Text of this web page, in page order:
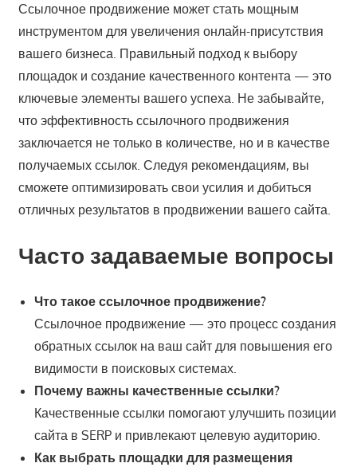
Ссылочное продвижение может стать мощным
инструментом для увеличения онлайн-присутствия
вашего бизнеса. Правильный подход к выбору
площадок и создание качественного контента — это
ключевые элементы вашего успеха. Не забывайте,
что эффективность ссылочного продвижения
заключается не только в количестве, но и в качестве
получаемых ссылок. Следуя рекомендациям, вы
сможете оптимизировать свои усилия и добиться
отличных результатов в продвижении вашего сайта.
Часто задаваемые вопросы
Что такое ссылочное продвижение?
Ссылочное продвижение — это процесс создания
обратных ссылок на ваш сайт для повышения его
видимости в поисковых системах.
Почему важны качественные ссылки?
Качественные ссылки помогают улучшить позиции
сайта в SERP и привлекают целевую аудиторию.
Как выбрать площадки для размещения